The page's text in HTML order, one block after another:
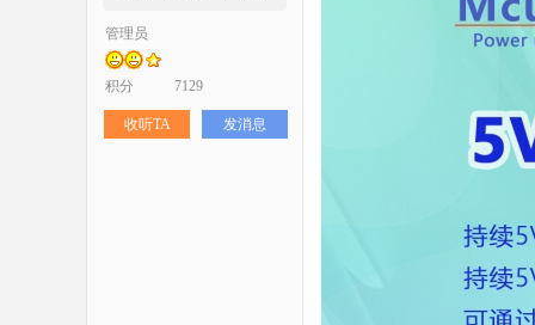
管理员
积分 7129
收听TA 发消息